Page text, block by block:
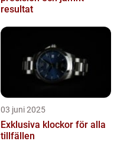
resultat
03 juni 2025
Exklusiva klockor för alla
tillfällen